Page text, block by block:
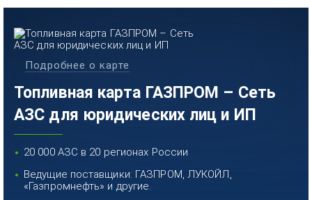
Топливная карта ГАЗПРОМ – Сеть
АЗС для юридических лиц и ИП
20 000 АЗС в 20 регионах России
Ведущие поставщики: ГАЗПРОМ, ЛУКОЙЛ,
«Газпромнефть» и другие.
Подробнее о карте